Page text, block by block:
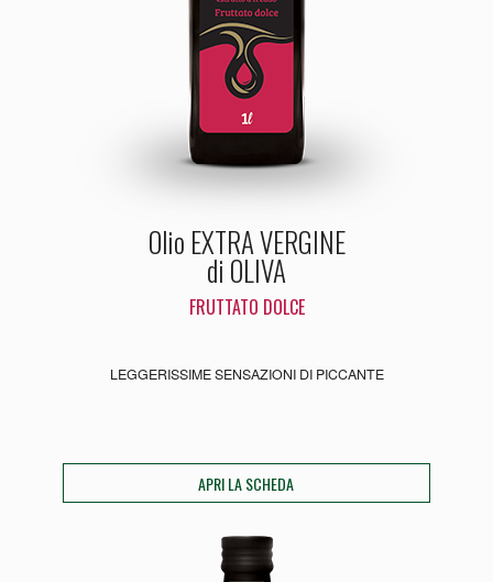
Olio EXTRA VERGINE
di OLIVA
FRUTTATO DOLCE
LEGGERISSIME SENSAZIONI DI PICCANTE
APRI LA SCHEDA